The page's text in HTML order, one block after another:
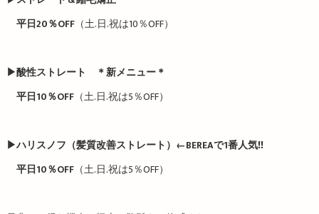
平日20％OFF（土.日.祝は10％OFF）
▶︎酸性ストレート ＊新メニュー＊
平日10％OFF（土.日.祝は5％OFF）
▶︎ハリスノフ（髪質改善ストレート） ←BEREAで1番人気‼︎
平日10％OFF（土.日.祝は5％OFF）